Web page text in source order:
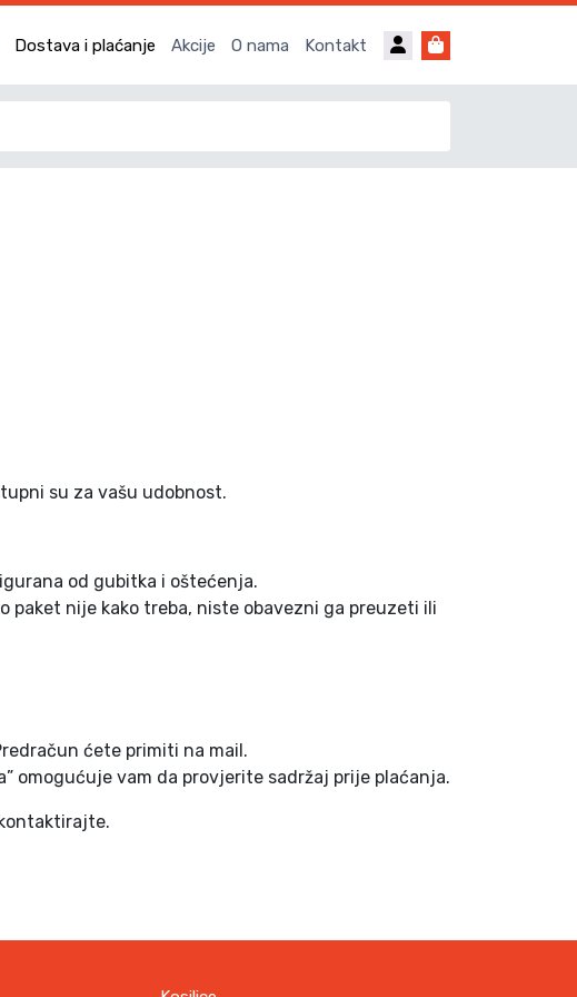
Dostava i plaćanje Akcije O nama Kontakt Account
Cart
su za vašu udobnost.
od gubitka i oštećenja.
paket nije kako treba, niste obavezni ga preuzeti ili
ćete primiti na mail.
omogućuje vam da provjerite sadržaj prije plaćanja.